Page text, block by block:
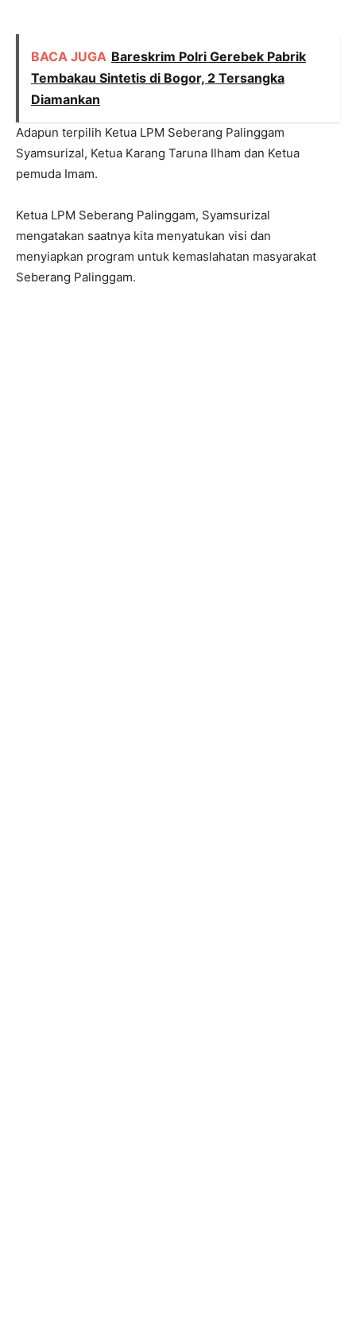
BACA JUGA Bareskrim Polri Gerebek Pabrik
Tembakau Sintetis di Bogor, 2 Tersangka
Diamankan
Adapun terpilih Ketua LPM Seberang Palinggam
Syamsurizal, Ketua Karang Taruna Ilham dan Ketua
pemuda Imam.
Ketua LPM Seberang Palinggam, Syamsurizal
mengatakan saatnya kita menyatukan visi dan
menyiapkan program untuk kemaslahatan masyarakat
Seberang Palinggam.